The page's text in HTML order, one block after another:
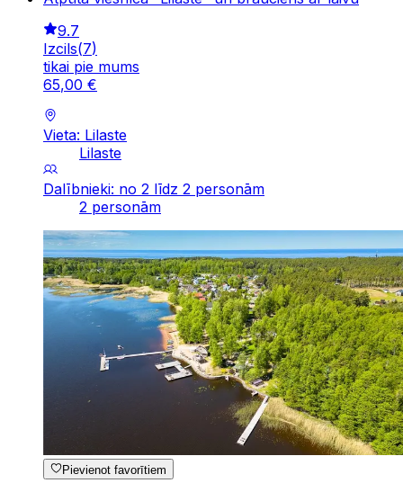
9.7
Izcils(7)
tikai pie mums
65,00 €
Vieta: Lilaste
Lilaste
Dalībnieki: no 2 līdz 2 personām
2 personām
Pievienot favorītiem